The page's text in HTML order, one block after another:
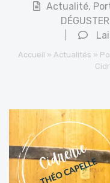
Actualité,
Accueil » Actualités »